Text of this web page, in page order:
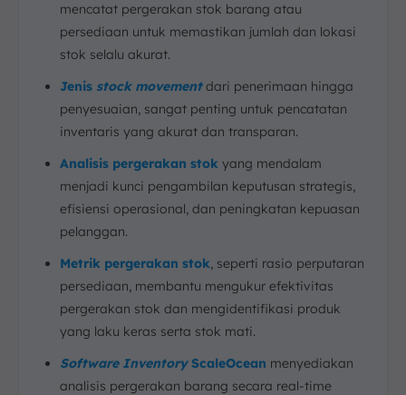
mencatat pergerakan stok barang atau
persediaan untuk memastikan jumlah dan lokasi
stok selalu akurat.
Jenis stock movementdari penerimaan hingga
penyesuaian, sangat penting untuk pencatatan
inventaris yang akurat dan transparan.
Analisis pergerakan stok yang mendalam
menjadi kunci pengambilan keputusan strategis,
efisiensi operasional, dan peningkatan kepuasan
pelanggan.
Metrik pergerakan stok, seperti rasio perputaran
persediaan, membantu mengukur efektivitas
pergerakan stok dan mengidentifikasi produk
yang laku keras serta stok mati.
Software InventoryScaleOcean menyediakan
analisis pergerakan barang secara real-time